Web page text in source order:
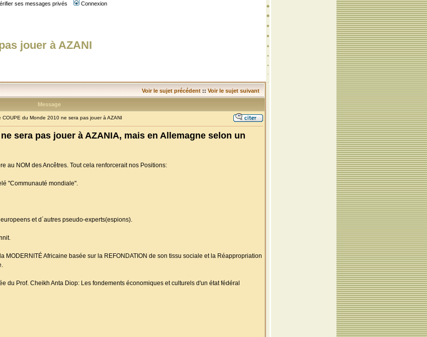
ses messages privés Connexion
jouer à AZANI
Voir le sujet précédent :: Voir le sujet suivant
Message
du Monde 2010 ne sera pas jouer à AZANI
sera pas jouer à AZANIA, mais en Allemagne selon un
au NOM des Ancêtres. Tout cela renforcerait nos Positions:
"Communauté mondiale".
et d´autres pseudo-experts(espions).
MODERNITÉ Africaine basée sur la REFONDATION de son tissu sociale et la Réappropriation
du Prof. Cheikh Anta Diop: Les fondements économiques et culturels d'un état fédéral